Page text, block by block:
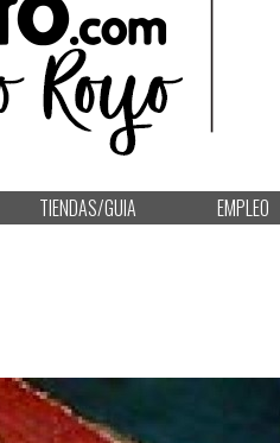
TIENDAS/GUIA EMPLEO